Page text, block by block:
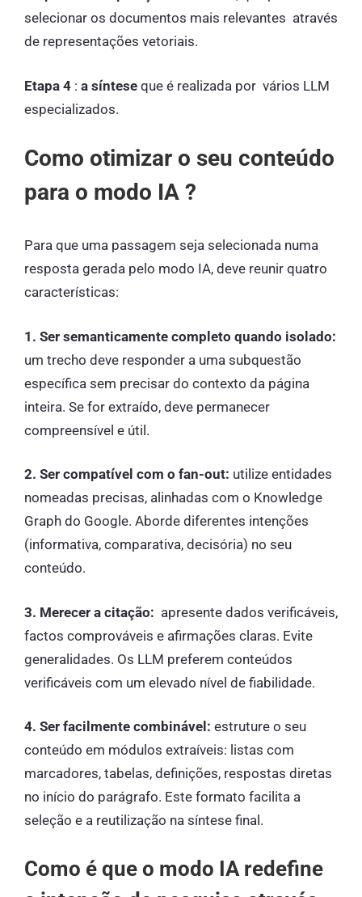
selecionar os documentos mais relevantes através
de representações vetoriais.
Etapa 4 : a síntese que é realizada por vários LLM
especializados.
Como otimizar o seu conteúdo
para o modo IA ?
Para que uma passagem seja selecionada numa
resposta gerada pelo modo IA, deve reunir quatro
características:
1. Ser semanticamente completo quando isolado:
um trecho deve responder a uma subquestão
específica sem precisar do contexto da página
inteira. Se for extraído, deve permanecer
compreensível e útil.
2. Ser compatível com o fan-out: utilize entidades
nomeadas precisas, alinhadas com o Knowledge
Graph do Google. Aborde diferentes intenções
(informativa, comparativa, decisória) no seu
conteúdo.
3. Merecer a citação: apresente dados verificáveis,
factos comprováveis e afirmações claras. Evite
generalidades. Os LLM preferem conteúdos
verificáveis com um elevado nível de fiabilidade.
4. Ser facilmente combinável: estruture o seu
conteúdo em módulos extraíveis: listas com
marcadores, tabelas, definições, respostas diretas
no início do parágrafo. Este formato facilita a
seleção e a reutilização na síntese final.
Como é que o modo IA redefine